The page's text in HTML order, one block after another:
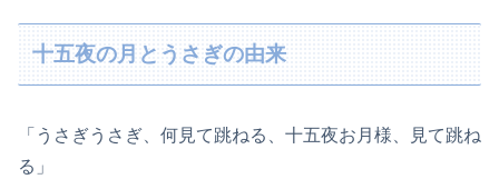
十五夜の月とうさぎの由来
「うさぎうさぎ、何見て跳ねる、十五夜お月様、見て跳ね
る」